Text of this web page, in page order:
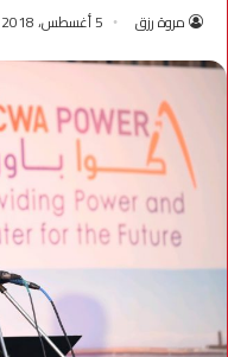
مروة رزق 5 أغسطس، 2018